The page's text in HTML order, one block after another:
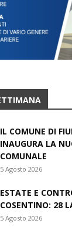
IL COMUNE DI
INAUGURA LA
COMUNALE
5 Agosto 2026
ESTATE E
COSENTINO: 28
5 Agosto 2026